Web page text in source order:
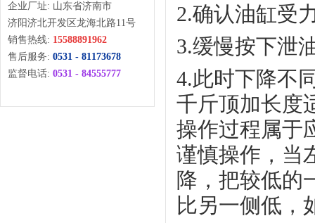
企业厂址: 山东省济南市
济阳济北开发区龙海北路11号
销售热线: 15588891962
售后服务: 0531 - 81173678
监督电话: 0531 - 84555777
2.确认油缸受
3.缓慢按下泄
4.此时下降不
千斤顶加长度
操作过程属于
谨慎操作，当
降，把较低的
比另一侧低，